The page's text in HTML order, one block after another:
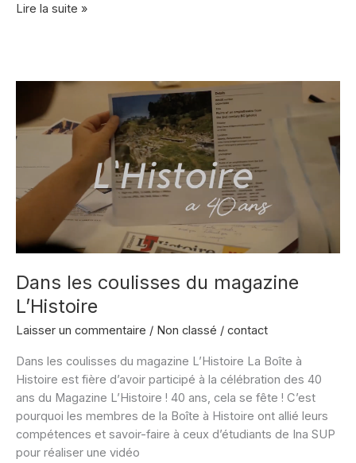
« Peut-
démocratie
Lire la suite »
Dans les coulisses du magazine
L’Histoire
Laisser un commentaire / Non classé / contact
Dans les coulisses du magazine L’Histoire La Boîte à
Histoire est fière d’avoir participé à la célébration des 40
ans du Magazine L’Histoire ! 40 ans, cela se fête ! C’est
pourquoi les membres de la Boîte à Histoire ont allié leurs
compétences et savoir-faire à ceux d’étudiants de Ina SUP
pour réaliser une vidéo